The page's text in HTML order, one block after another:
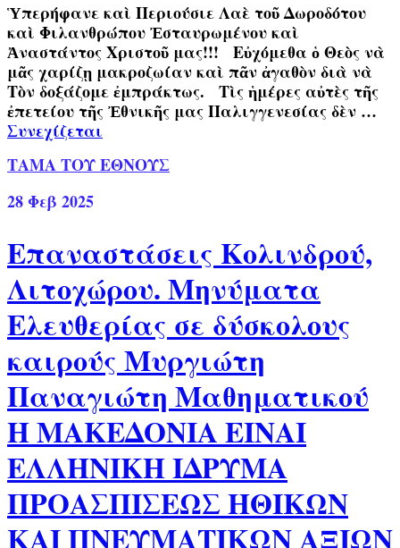
Ὑπερήφανε καὶ Περιούσιε Λαὲ τοῦ Δωροδότου
καὶ Φιλανθρώπου Ἐσταυρωμένου καὶ
Ἀναστάντος Χριστοῦ μας!!! Εὐχόμεθα ὁ Θεὸς νὰ
μᾶς χαρίζῃ μακροζωίαν καὶ πᾶν ἀγαθὸν διὰ νὰ
Τὸν δοξάζομε ἐμπράκτως. Τὶς ἡμέρες αὐτὲς τῆς
ἐπετείου τῆς Ἐθνικῆς μας Παλιγγενεσίας δὲν …
Συνεχίζεται
ΤΑΜΑ ΤΟΥ ΕΘΝΟΥΣ
28Φεβ 2025
Επαναστάσεις Κολινδρού,
Λιτοχώρου. Μηνύματα
Ελευθερίας σε δύσκολους
καιρούς Μυργιώτη
Παναγιώτη Μαθηματικού
Η ΜΑΚΕΔΟΝΙΑ ΕΙΝΑΙ
ΕΛΛΗΝΙΚΗ ΙΔΡΥΜΑ
ΠΡΟΑΣΠΙΣΕΩΣ ΗΘΙΚΩΝ
ΚΑΙ ΠΝΕΥΜΑΤΙΚΩΝ ΑΞΙΩΝ